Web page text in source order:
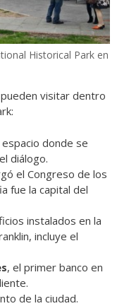
Historical Park en
visitar dentro
espacio donde se
diálogo.
el Congreso de los
fue la capital del
instalados en la
incluye el
, el primer banco en
de la ciudad.